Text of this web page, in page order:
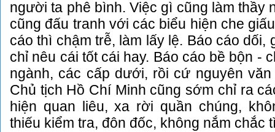
người ta phê bình. Việc gì cũng làm thầy
cũng đấu tranh với các biểu hiện che
cáo thì chậm trễ, làm lấy lệ. Báo cáo dối,
chỉ nêu cái tốt cái hay. Báo cáo bề bộn -
ngành, các cấp dưới, rồi cứ nguyên
Chủ tịch Hồ Chí Minh cũng sớm chỉ ra
hiện quan liêu, xa rời quần chúng,
thiếu kiểm tra, đôn đốc, không nắm